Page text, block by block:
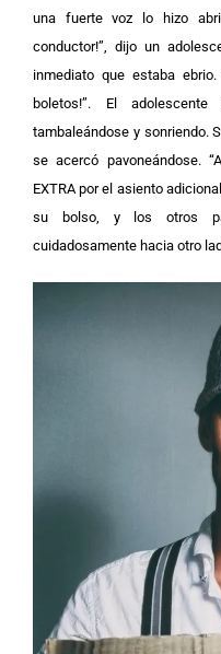
una fuerte voz lo hizo
conductor!”, dijo un
inmediato que estaba
boletos!”. El
tambaleándose y sonriendo.
se acercó pavoneándose.
EXTRA por el asiento
su bolso, y los otros
cuidadosamente hacia otro